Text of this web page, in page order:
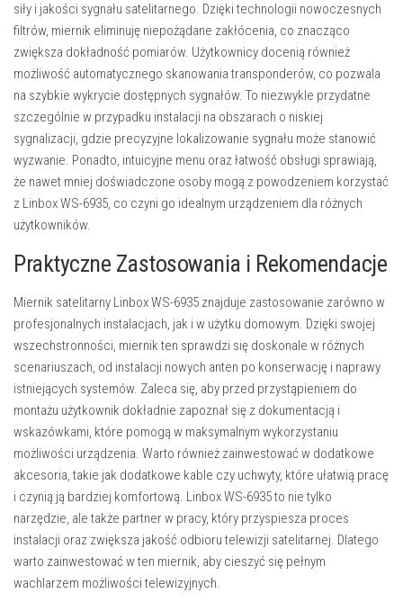
siły i jakości sygnału satelitarnego. Dzięki technologii nowoczesnych
filtrów, miernik eliminuję niepożądane zakłócenia, co znacząco
zwiększa dokładność pomiarów. Użytkownicy docenią również
możliwość automatycznego skanowania transponderów, co pozwala
na szybkie wykrycie dostępnych sygnałów. To niezwykle przydatne
szczególnie w przypadku instalacji na obszarach o niskiej
sygnalizacji, gdzie precyzyjne lokalizowanie sygnału może stanowić
wyzwanie. Ponadto, intuicyjne menu oraz łatwość obsługi sprawiają,
że nawet mniej doświadczone osoby mogą z powodzeniem korzystać
z Linbox WS-6935, co czyni go idealnym urządzeniem dla różnych
użytkowników.
Praktyczne Zastosowania i Rekomendacje
Miernik satelitarny Linbox WS-6935 znajduje zastosowanie zarówno w
profesjonalnych instalacjach, jak i w użytku domowym. Dzięki swojej
wszechstronności, miernik ten sprawdzi się doskonale w różnych
scenariuszach, od instalacji nowych anten po konserwację i naprawy
istniejących systemów. Zaleca się, aby przed przystąpieniem do
montażu użytkownik dokładnie zapoznał się z dokumentacją i
wskazówkami, które pomogą w maksymalnym wykorzystaniu
możliwości urządzenia. Warto również zainwestować w dodatkowe
akcesoria, takie jak dodatkowe kable czy uchwyty, które ułatwią pracę
i czynią ją bardziej komfortową. Linbox WS-6935 to nie tylko
narzędzie, ale także partner w pracy, który przyspiesza proces
instalacji oraz zwiększa jakość odbioru telewizji satelitarnej. Dlatego
warto zainwestować w ten miernik, aby cieszyć się pełnym
wachlarzem możliwości telewizyjnych.